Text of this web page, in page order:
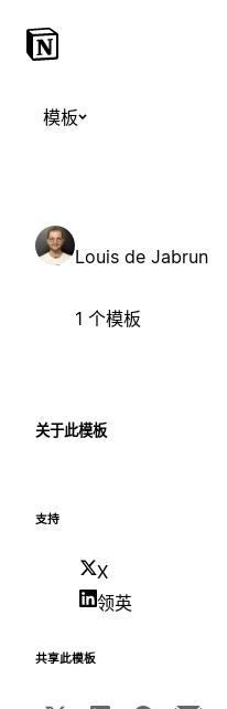
模板
Louis de Jabrun
1 个模板
关于此模板
支持
X
领英
共享此模板